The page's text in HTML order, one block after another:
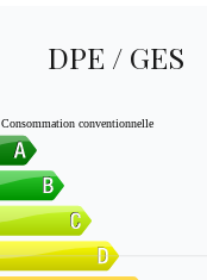
DPE / GES
conventionnelle